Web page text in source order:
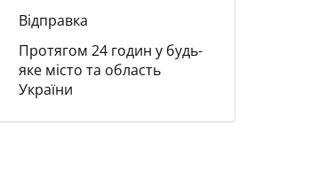
Відправка
Протягом 24 годин у будь-
яке місто та область
України